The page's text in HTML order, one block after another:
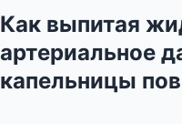
Как выпитая
артериальное
капельницы